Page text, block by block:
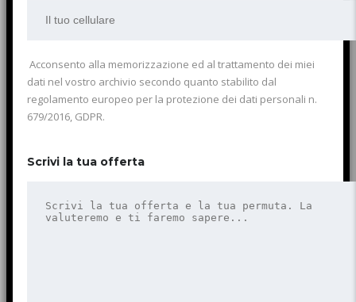
Acconsento alla memorizzazione ed al trattamento dei miei
dati nel vostro archivio secondo quanto stabilito dal
regolamento europeo per la protezione dei dati personali n.
679/2016, GDPR.
Scrivi la tua offerta